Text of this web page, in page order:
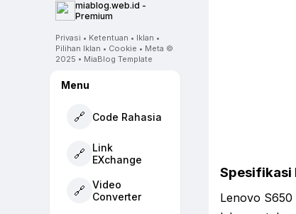
miablog.web.id -
Premium
Privasi • Ketentuan • Iklan •
Pilihan Iklan • Cookie • Meta ©
2025 • MiaBlog Template
Menu
🔗 Code Rahasia
🔗
Link
EXchange
🔗
Video
Converter
Spesifikasi
Lenovo